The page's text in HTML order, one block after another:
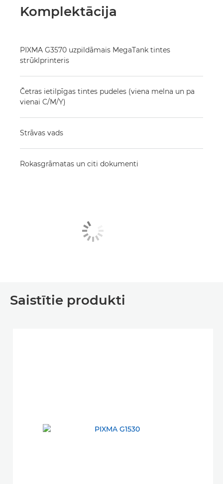
Komplektācija
PIXMA G3570 uzpildāmais MegaTank tintes
strūklprinteris
Četras ietilpīgas tintes pudeles (viena melna un pa
vienai C/M/Y)
Strāvas vads
Rokasgrāmatas un citi dokumenti
Saistītie produkti